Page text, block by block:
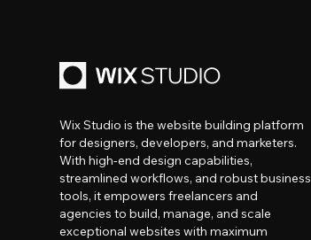
Wix Studio is the website building platform
for designers, developers, and marketers.
With high-end design capabilities,
streamlined workflows, and robust business
tools, it empowers freelancers and
agencies to build, manage, and scale
exceptional websites with maximum